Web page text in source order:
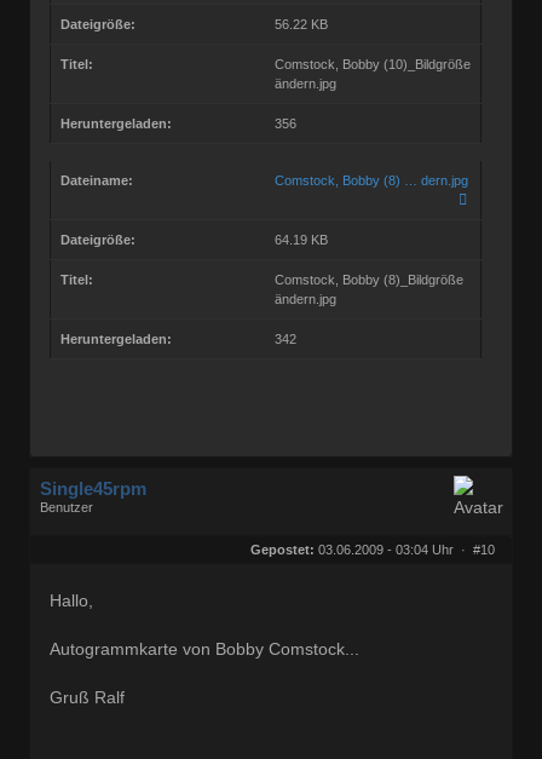
Dateigröße: 56.22 KB
Titel:
Comstock, Bobby (10)_Bildgröße
ändern.jpg
Heruntergeladen: 356
Dateiname: Comstock, Bobby (8) … dern.jpg
Dateigröße: 64.19 KB
Titel:
Comstock, Bobby (8)_Bildgröße
ändern.jpg
Heruntergeladen: 342
Single45rpm
Benutzer
Gepostet: 03.06.2009 - 03:04 Uhr · #10
Hallo,
Autogrammkarte von Bobby Comstock...
Gruß Ralf